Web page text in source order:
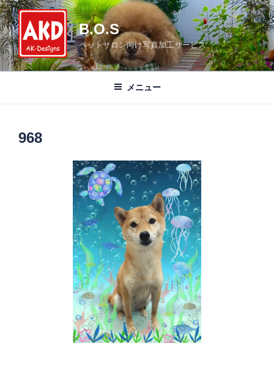
コ
ン
テ
ン
ツ
B.O.S
ペットサロン向け写真加工サービス
メニュー
968